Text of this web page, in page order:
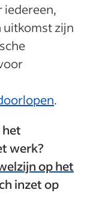
iedereen,
uitkomst zijn
.
het
werk?
op het
inzet op